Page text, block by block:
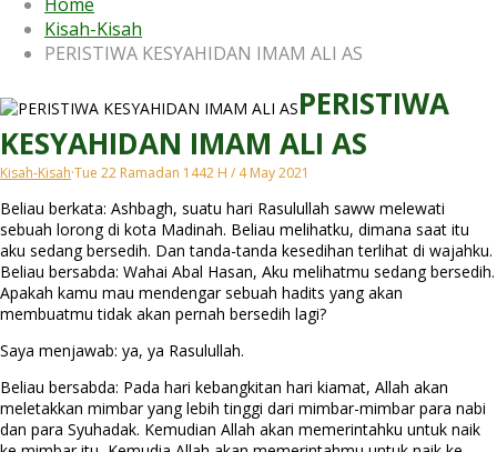
Kisah-Kisah
PERISTIWA KESYAHIDAN IMAM ALI AS
PERISTIWA
KESYAHIDAN IMAM ALI AS
Kisah-Kisah·Tue 22 Ramadan 1442 H / 4 May 2021
Beliau berkata: Ashbagh, suatu hari Rasulullah saww melewati
sebuah lorong di kota Madinah. Beliau melihatku, dimana saat itu
aku sedang bersedih. Dan tanda-tanda kesedihan terlihat di wajahku.
Beliau bersabda: Wahai Abal Hasan, Aku melihatmu sedang bersedih.
Apakah kamu mau mendengar sebuah hadits yang akan
membuatmu tidak akan pernah bersedih lagi?
Saya menjawab: ya, ya Rasulullah.
Beliau bersabda: Pada hari kebangkitan hari kiamat, Allah akan
meletakkan mimbar yang lebih tinggi dari mimbar-mimbar para nabi
dan para Syuhadak. Kemudian Allah akan memerintahku untuk naik